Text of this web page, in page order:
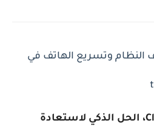
النظام وتسريع الهاتف في
مقدمة: Cleaner Toolbox، الحل الذكي لاستعادة